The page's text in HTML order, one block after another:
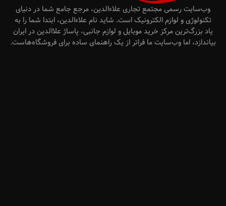
وب‌سایت رسمی مجتمع تجاری علاءالدین، مرجع جامع شما در دنیای
تکنولوژی و لوازم الکترونیک است. شاید نام علاءالدین، ابتدا شما را به
یاد بزرگ‌ترین مرکز خرید موبایل و لوازم جانبی، پاساژ علاالدین در ایران
بیاندازد، اما وب‌سایت ما فراتر از یک راهنمای ساده برای فروشگاه‌هاست.